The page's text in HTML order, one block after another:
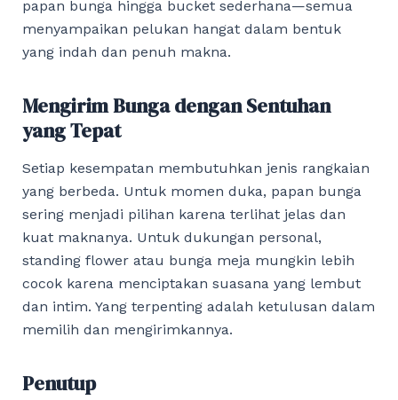
papan bunga hingga bucket sederhana—semua
menyampaikan pelukan hangat dalam bentuk
yang indah dan penuh makna.
Mengirim Bunga dengan Sentuhan
yang Tepat
Setiap kesempatan membutuhkan jenis rangkaian
yang berbeda. Untuk momen duka, papan bunga
sering menjadi pilihan karena terlihat jelas dan
kuat maknanya. Untuk dukungan personal,
standing flower atau bunga meja mungkin lebih
cocok karena menciptakan suasana yang lembut
dan intim. Yang terpenting adalah ketulusan dalam
memilih dan mengirimkannya.
Penutup